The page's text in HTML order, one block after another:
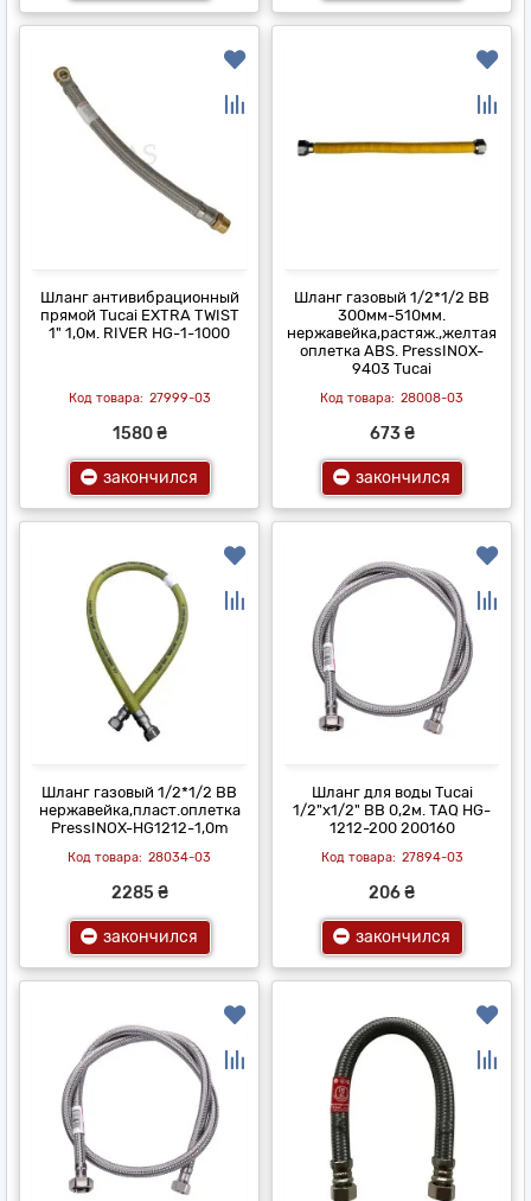
Шланг антивибрационный
прямой Tucai EXTRA TWIST
1" 1,0м. RIVER НG-1-1000
27999-03
1580 ₴
закончился
Шланг газовый 1/2*1/2 ВВ
300мм-510мм.
нержавейка,растяж.,желтая
оплетка ABS. PressINOX-
9403 Tucai
28008-03
673 ₴
закончился
Шланг газовый 1/2*1/2 ВВ
нержавейка,пласт.оплетка
PressINOX-HG1212-1,0m
28034-03
2285 ₴
закончился
Шланг для воды Tucai
1/2"x1/2" ВВ 0,2м. TAQ HG-
1212-200 200160
27894-03
206 ₴
закончился